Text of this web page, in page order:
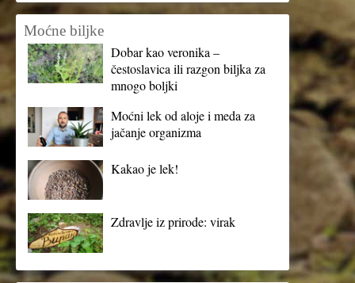
Moćne biljke
Dobar kao veronika –
čestoslavica ili razgon biljka za
mnogo boljki
Moćni lek od aloje i meda za
jačanje organizma
Kakao je lek!
Zdravlje iz prirode: virak